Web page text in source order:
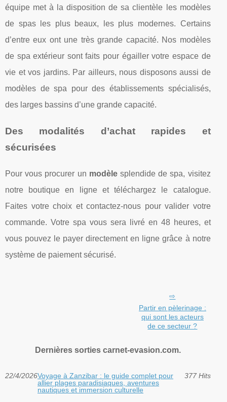
équipe met à la disposition de sa clientèle les modèles
de spas les plus beaux, les plus modernes. Certains
d’entre eux ont une très grande capacité. Nos modèles
de spa extérieur sont faits pour égailler votre espace de
vie et vos jardins. Par ailleurs, nous disposons aussi de
modèles de spa pour des établissements spécialisés,
des larges bassins d’une grande capacité.
Des modalités d’achat rapides et
sécurisées
Pour vous procurer un modèlesplendide de spa, visitez
notre boutique en ligne et téléchargez le catalogue.
Faites votre choix et contactez-nous pour valider votre
commande. Votre spa vous sera livré en 48 heures, et
vous pouvez le payer directement en ligne grâce à notre
système de paiement sécurisé.
Partir en pèlerinage :
qui sont les acteurs
de ce secteur ?
Dernières sorties carnet-evasion.com.
22/4/2026Voyage à Zanzibar : le guide complet pour
allier plages paradisiaques, aventures
nautiques et immersion culturelle
377 Hits